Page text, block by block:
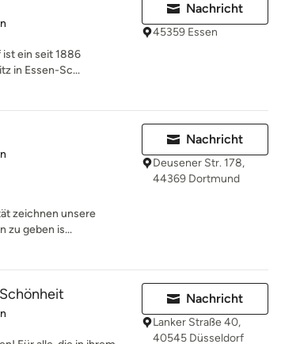
5 Sternen
ein seit 1886
in Essen-Sc...
Nachricht
45359 Essen
5 Sternen
zeichnen unsere
zu geben is...
Nachricht
Deusener Str. 178,
44369 Dortmund
5 Sternen
Nachricht
Lanker Straße 40,
40545 Düsseldorf